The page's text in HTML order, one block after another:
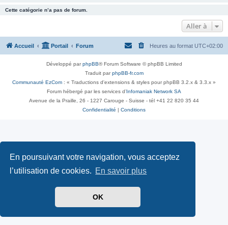
En poursuivant votre navigation, vous acceptez
l’utilisation de cookies. En savoir plus
OK
Cette catégorie n’a pas de forum.
Aller à
Accueil Portail Forum Heures au format UTC+02:00
Développé parphpBB® Forum Software © phpBB Limited
Traduit parphpBB-fr.com
Communauté EzCom : « Traductions d'extensions & styles pour phpBB 3.2.x & 3.3.x »
Forum hébergé par les services d’ Infomaniak Network SA
Avenue de la Praille, 26 - 1227 Carouge - Suisse - tél +41 22 820 35 44
Confidentialité
Conditions